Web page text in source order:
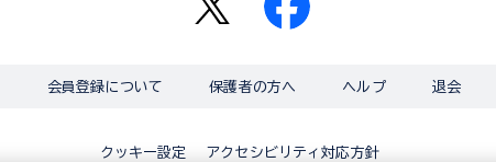
会員登録について 保護者の方へ ヘルプ 退会
クッキー設定 アクセシビリティ対応方針